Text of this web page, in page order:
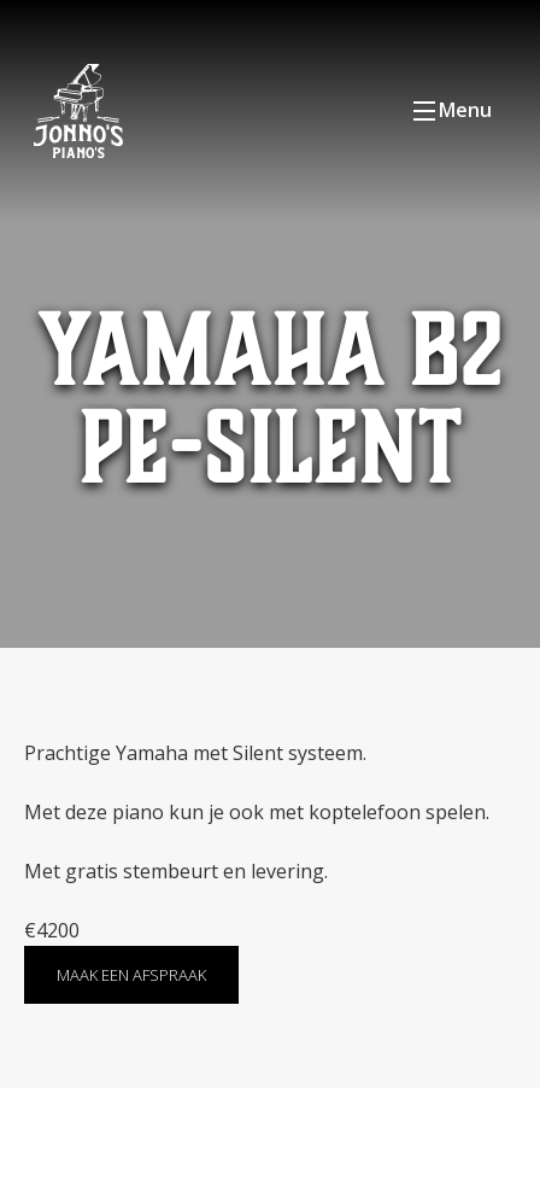
Menu
Yamaha B2
PE-Silent
Prachtige Yamaha met Silent systeem.
Met deze piano kun je ook met koptelefoon spelen.
Met gratis stembeurt en levering.
€4200
MAAK EEN AFSPRAAK